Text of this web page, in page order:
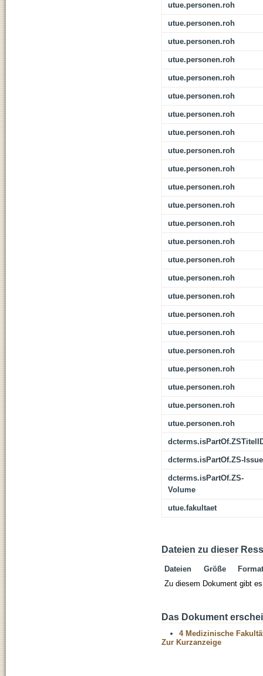
utue.personen.roh
utue.personen.roh
utue.personen.roh
utue.personen.roh
utue.personen.roh
utue.personen.roh
utue.personen.roh
utue.personen.roh
utue.personen.roh
utue.personen.roh
utue.personen.roh
utue.personen.roh
utue.personen.roh
utue.personen.roh
utue.personen.roh
utue.personen.roh
utue.personen.roh
utue.personen.roh
utue.personen.roh
utue.personen.roh
utue.personen.roh
utue.personen.roh
utue.personen.roh
utue.personen.roh
dcterms.isPartOf.ZS-Issue
dcterms.isPartOf.ZS-
Volume
utue.fakultaet
Dateien zu dieser
Dateien Größe
Format
Zu diesem Dokument gibt
Das Dokument
4 Medizinische
Zur Kurzanzeige